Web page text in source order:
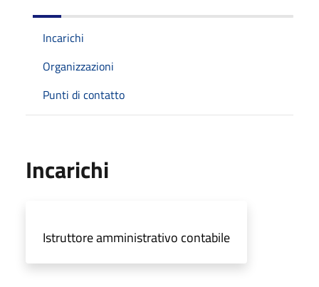
Incarichi
Organizzazioni
Punti di contatto
Incarichi
Istruttore amministrativo contabile